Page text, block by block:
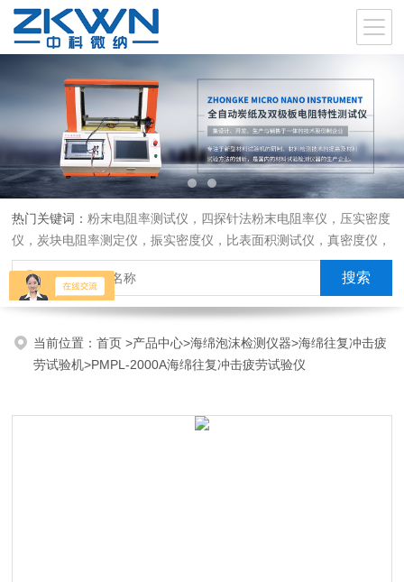
热门关键词：粉末电阻率测试仪，四探针法粉末电阻率仪，压实密度
仪，炭块电阻率测定仪，振实密度仪，比表面积测试仪，真密度仪，
炭块热膨胀仪，炭块透气率仪，炭块二氧化碳反应测定仪
当前位置：首页>产品中心>海绵泡沫检测仪器>海绵往复冲击疲
劳试验机>PMPL-2000A海绵往复冲击疲劳试验仪